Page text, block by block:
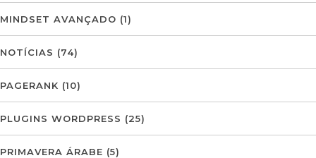
MINDSET AVANÇADO (1)
NOTÍCIAS (74)
PAGERANK (10)
PLUGINS WORDPRESS (25)
PRIMAVERA ÁRABE (5)